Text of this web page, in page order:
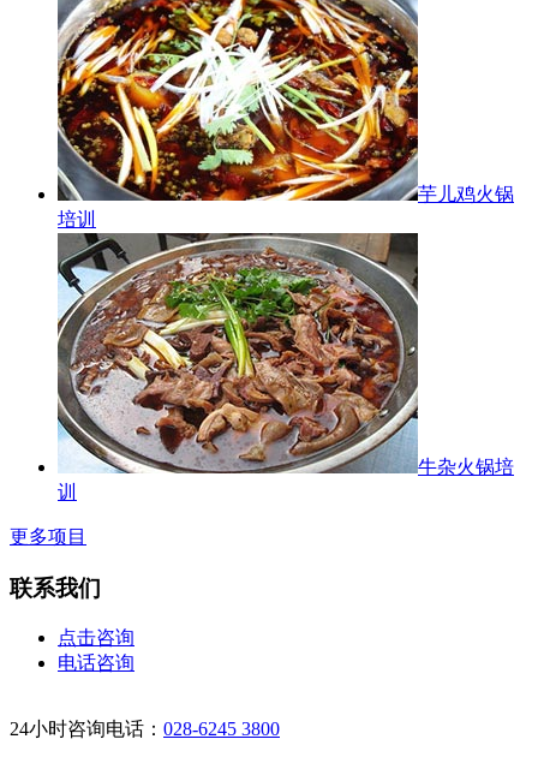
芋儿鸡火锅
培训
牛杂火锅培
训
更多项目
联系我们
点击咨询
电话咨询
24小时咨询电话： 028-6245 3800